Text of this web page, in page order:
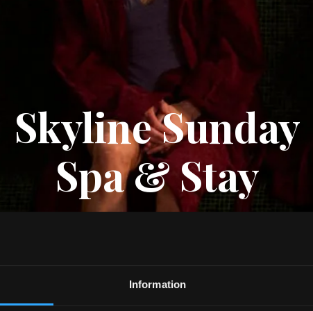
Information
Skyline Sunday
Spa & Stay